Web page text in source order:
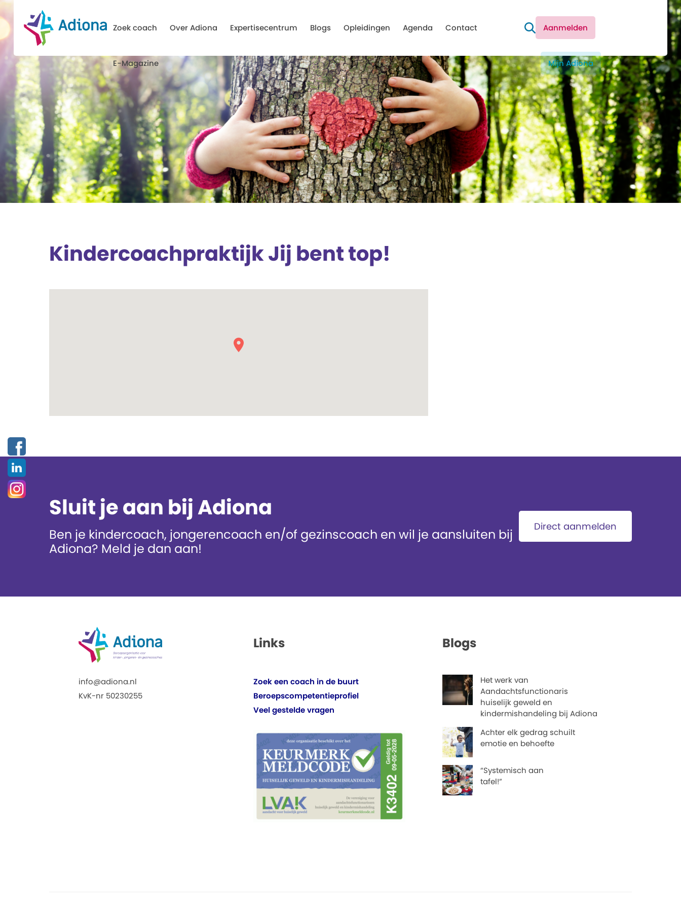
Zoek coach Over Adiona Expertisecentrum Blogs Opleidingen Agenda Contact
E-Magazine
Aanmelden
Mijn Adiona
Kindercoachpraktijk Jij bent top!
Sluit je aan bij Adiona
Ben je kindercoach, jongerencoach en/of gezinscoach en wil je aansluiten bij
Adiona? Meld je dan aan!
Direct aanmelden
info@adiona.nl
KvK-nr 50230255
Links
Zoek een coach in de buurt
Beroepscompetentieprofiel
Veel gestelde vragen
Blogs
Het werk van
Aandachtsfunctionaris
huiselijk geweld en
kindermishandeling bij Adiona
Achter elk gedrag schuilt
emotie en behoefte
“Systemisch aan
tafel!”